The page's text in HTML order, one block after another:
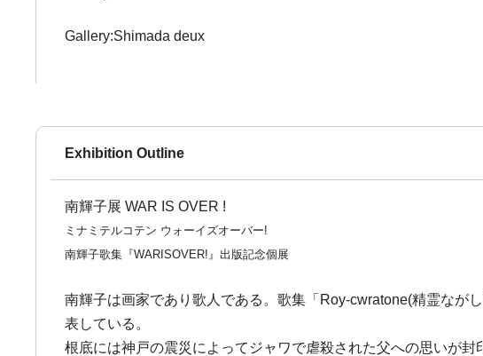
Gallery:Shimada deux
Exhibition Outline
南輝子展 WAR IS OVER !
ミナミテルコテン ウォーイズオーバー!
南輝子歌集『WARISOVER!』出版記念個展
南輝子は画家であり歌人である。歌集「Roy-cwratone(精霊なが
表している。
根底には神戸の震災によってジャワで虐殺された父への思いが